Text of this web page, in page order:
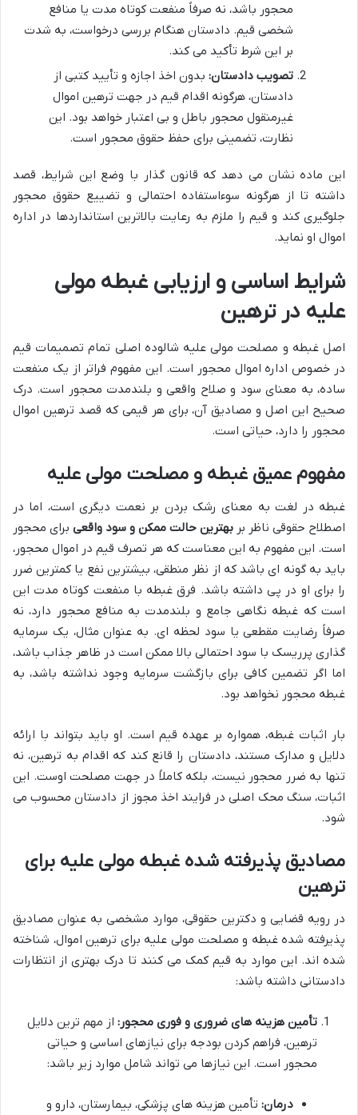
محجور باشد، نه صرفاً منفعت کوتاه مدت یا منافع
شخصی قیم. دادستان هنگام بررسی درخواست، به شدت
بر این شرط تأکید می کند.
تصویب دادستان: بدون اخذ اجازه و تأیید کتبی از
دادستان، هرگونه اقدام قیم در جهت ترهین اموال
غیرمنقول محجور باطل و بی اعتبار خواهد بود. این
نظارت، تضمینی برای حفظ حقوق محجور است.
این ماده نشان می دهد که قانون گذار با وضع این شرایط، قصد
داشته تا از هرگونه سوءاستفاده احتمالی و تضییع حقوق محجور
جلوگیری کند و قیم را ملزم به رعایت بالاترین استانداردها در اداره
اموال او نماید.
شرایط اساسی و ارزیابی غبطه مولی
علیه در ترهین
اصل غبطه و مصلحت مولی علیه شالوده اصلی تمام تصمیمات قیم
در خصوص اداره اموال محجور است. این مفهوم فراتر از یک منفعت
ساده، به معنای سود و صلاح واقعی و بلندمدت محجور است. درک
صحیح این اصل و مصادیق آن، برای هر قیمی که قصد ترهین اموال
محجور را دارد، حیاتی است.
مفهوم عمیق غبطه و مصلحت مولی علیه
غبطه در لغت به معنای رشک بردن بر نعمت دیگری است، اما در
اصطلاح حقوقی ناظر بر بهترین حالت ممکن و سود واقعی برای محجور
است. این مفهوم به این معناست که هر تصرف قیم در اموال محجور،
باید به گونه ای باشد که از نظر منطقی، بیشترین نفع یا کمترین ضرر
را برای او در پی داشته باشد. فرق غبطه با منفعت کوتاه مدت این
است که غبطه نگاهی جامع و بلندمدت به منافع محجور دارد، نه
صرفاً رضایت مقطعی یا سود لحظه ای. به عنوان مثال، یک سرمایه
گذاری پرریسک با سود احتمالی بالا ممکن است در ظاهر جذاب باشد،
اما اگر تضمین کافی برای بازگشت سرمایه وجود نداشته باشد، به
غبطه محجور نخواهد بود.
بار اثبات غبطه، همواره بر عهده قیم است. او باید بتواند با ارائه
دلایل و مدارک مستند، دادستان را قانع کند که اقدام به ترهین، نه
تنها به ضرر محجور نیست، بلکه کاملاً در جهت مصلحت اوست. این
اثبات، سنگ محک اصلی در فرایند اخذ مجوز از دادستان محسوب می
شود.
مصادیق پذیرفته شده غبطه مولی علیه برای
ترهین
در رویه قضایی و دکترین حقوقی، موارد مشخصی به عنوان مصادیق
پذیرفته شده غبطه و مصلحت مولی علیه برای ترهین اموال، شناخته
شده اند. این موارد به قیم کمک می کنند تا درک بهتری از انتظارات
دادستانی داشته باشد:
تأمین هزینه های ضروری و فوری محجور: از مهم ترین دلایل
ترهین، فراهم کردن بودجه برای نیازهای اساسی و حیاتی
محجور است. این نیازها می تواند شامل موارد زیر باشد:
درمان: تأمین هزینه های پزشکی، بیمارستان، دارو و